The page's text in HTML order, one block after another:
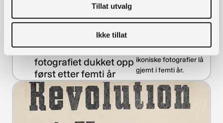
Tillat utvalg
Ikke tillat
VIDEODet ikoniske
fotografiet dukket opp
først etter femti år
Et av Norges mest
ikoniske fotografier lå
gjemt i femti år.